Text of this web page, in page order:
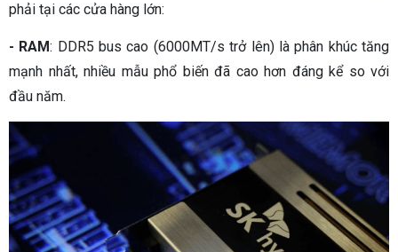
phải tại các cửa hàng lớn:
- RAM: DDR5 bus cao (6000MT/s trở lên) là phân khúc tăng
mạnh nhất, nhiều mẫu phổ biến đã cao hơn đáng kể so với
đầu năm.